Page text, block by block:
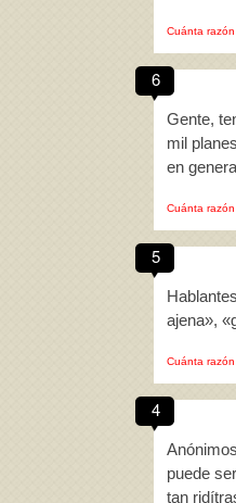
Cuánta razón
6
Gente,
mil
en
Cuánta razón
5
ajena»,
Cuánta razón
4
puede
tan